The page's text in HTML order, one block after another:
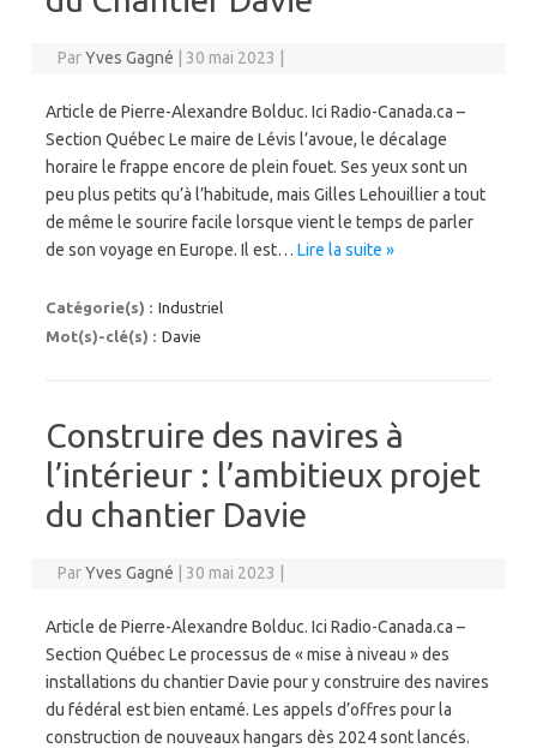
ParYves Gagné 30 mai 2023
Article de Pierre-Alexandre Bolduc. Ici Radio-Canada.ca –
Section Québec Le maire de Lévis l’avoue, le décalage
horaire le frappe encore de plein fouet. Ses yeux sont un
peu plus petits qu’à l’habitude, mais Gilles Lehouillier a tout
de même le sourire facile lorsque vient le temps de parler
de son voyage en Europe. Il est… Lire la suite »
Catégorie(s) : Industriel
Mot(s)-clé(s) : Davie
Construire des navires à
l’intérieur : l’ambitieux projet
du chantier Davie
ParYves Gagné 30 mai 2023
Article de Pierre-Alexandre Bolduc. Ici Radio-Canada.ca –
Section Québec Le processus de « mise à niveau » des
installations du chantier Davie pour y construire des navires
du fédéral est bien entamé. Les appels d’offres pour la
construction de nouveaux hangars dès 2024 sont lancés.